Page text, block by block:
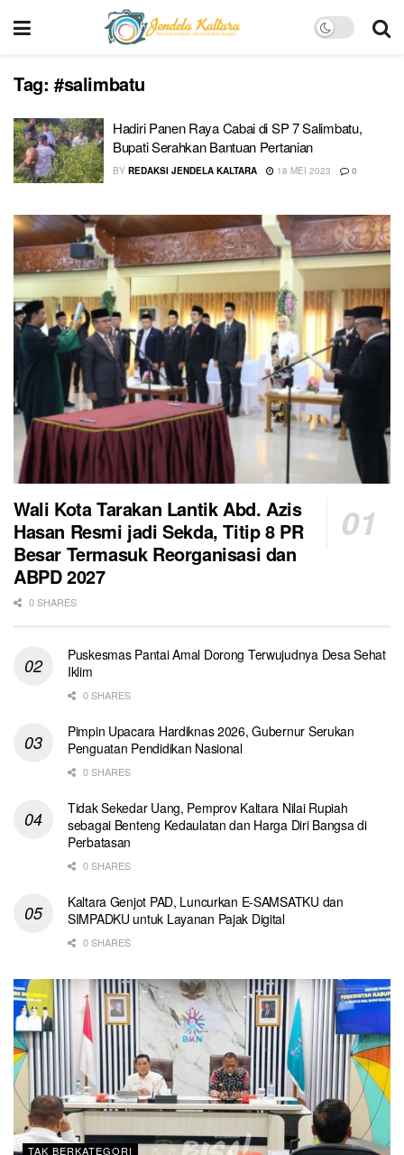
Tag: #salimbatu
Hadiri Panen Raya Cabai di SP 7 Salimbatu,
Bupati Serahkan Bantuan Pertanian
BY REDAKSI JENDELA KALTARA 18 MEI 2023 0
Wali Kota Tarakan Lantik Abd. Azis
Hasan Resmi jadi Sekda, Titip 8 PR
Besar Termasuk Reorganisasi dan
ABPD 2027
0 SHARES
Puskesmas Pantai Amal Dorong Terwujudnya Desa Sehat
Iklim
0 SHARES
Pimpin Upacara Hardiknas 2026, Gubernur Serukan
Penguatan Pendidikan Nasional
0 SHARES
Tidak Sekedar Uang, Pemprov Kaltara Nilai Rupiah
sebagai Benteng Kedaulatan dan Harga Diri Bangsa di
Perbatasan
0 SHARES
Kaltara Genjot PAD, Luncurkan E-SAMSATKU dan
SIMPADKU untuk Layanan Pajak Digital
0 SHARES
TAK BERKATEGORI